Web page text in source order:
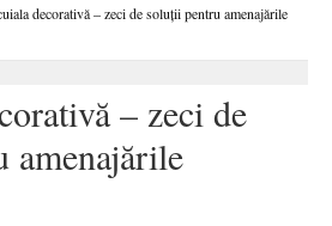
decorativă – zeci de soluții pentru amenajările
– zeci de
amenajările